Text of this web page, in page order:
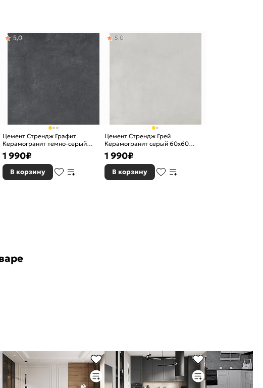
Цемент Стрендж Графит
Керамогранит темно-серый
60х60 матовый
5,0
1 990₽
В корзину
Цемент Стрендж Грей
Керамогранит серый 60х60
матовый
5,0
1 990₽
В корзину